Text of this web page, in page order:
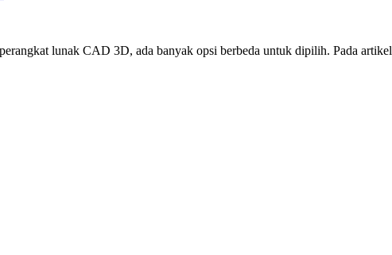
lunak CAD 3D, ada banyak opsi berbeda untuk dipilih. Pada artikel